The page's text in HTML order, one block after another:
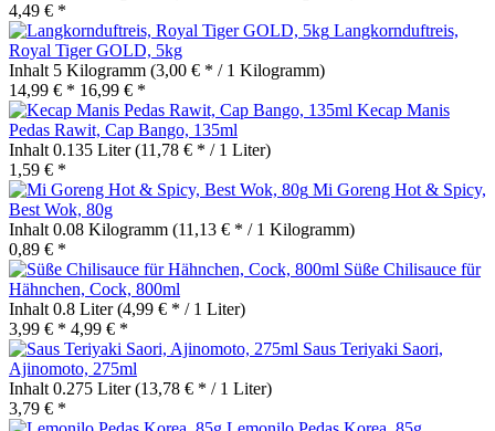
4,49 € *
Langkornduftreis,
Royal Tiger GOLD, 5kg
Inhalt 5 Kilogramm (3,00 € * / 1 Kilogramm)
14,99 € * 16,99 € *
Kecap Manis
Pedas Rawit, Cap Bango, 135ml
Inhalt 0.135 Liter(11,78 € * / 1 Liter)
1,59 € *
Mi Goreng Hot & Spicy,
Best Wok, 80g
Inhalt 0.08 Kilogramm (11,13 € * / 1 Kilogramm)
0,89 € *
Süße Chilisauce für
Hähnchen, Cock, 800ml
Inhalt 0.8 Liter(4,99 € * / 1 Liter)
3,99 € * 4,99 € *
Saus Teriyaki Saori,
Ajinomoto, 275ml
Inhalt 0.275 Liter(13,78 € * / 1 Liter)
3,79 € *